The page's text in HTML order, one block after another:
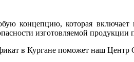
концепцию, которая включает
изготовляемой продукции
в Кургане поможет наш Центр